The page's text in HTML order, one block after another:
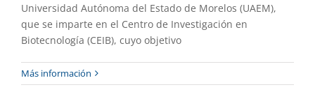
Universidad Autónoma del Estado de Morelos (UAEM),
que se imparte en el Centro de Investigación en
Biotecnología (CEIB), cuyo objetivo
Más información
Presentan el libro Memoria y olvido,
obra de un egresado de la Facultad de